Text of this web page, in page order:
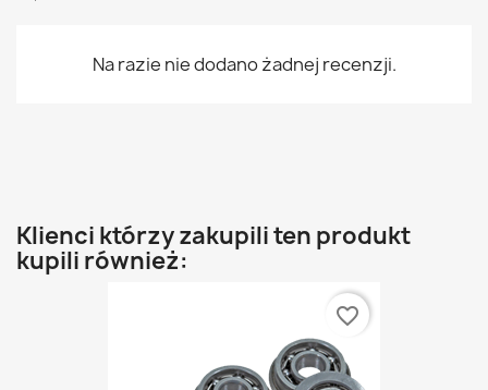
Na razie nie dodano żadnej recenzji.
Klienci którzy zakupili ten produkt
kupili również:
favorite_border